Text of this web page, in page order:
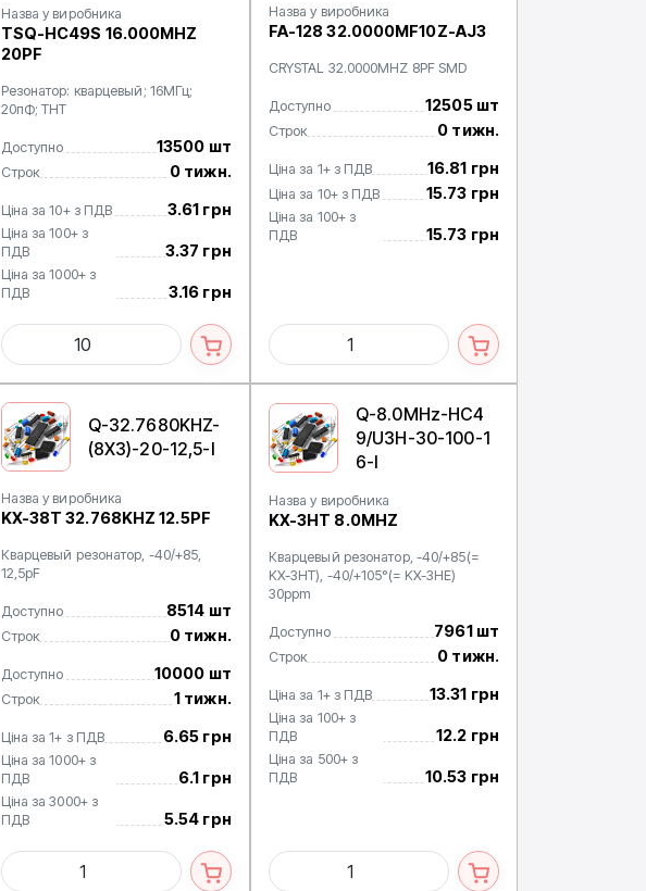
Назва у виробника
TSQ-HC49S 16.000MHZ
20PF
Резонатор: кварцевый; 16МГц;
20пФ; THT
Доступно 13500 шт
Строк 0 тижн.
Ціна за 10+ з ПДВ 3.61 грн
Ціна за 100+ з
ПДВ
3.37 грн
Ціна за 1000+ з
ПДВ
3.16 грн
Назва у виробника
FA-128 32.0000MF10Z-AJ3
CRYSTAL 32.0000MHZ 8PF SMD
Доступно 12505 шт
Строк 0 тижн.
Ціна за 1+ з ПДВ 16.81 грн
Ціна за 10+ з ПДВ 15.73 грн
Ціна за 100+ з
ПДВ
15.73 грн
Q-32.7680KHZ-
(8X3)-20-12,5-I
Назва у виробника
KX-38T 32.768KHZ 12.5PF
Кварцевый резонатор, -40/+85,
12,5pF
Доступно 8514 шт
Строк 0 тижн.
Доступно 10000 шт
Строк 1 тижн.
Ціна за 1+ з ПДВ 6.65 грн
Ціна за 1000+ з
ПДВ
6.1 грн
Ціна за 3000+ з
ПДВ
5.54 грн
Q-8.0MHz-HC4
9/U3H-30-100-1
6-I
Назва у виробника
KX-3HT 8.0MHZ
Кварцевый резонатор, -40/+85(=
KX-3HT), -40/+105°(= KX-3HЕ)
30ppm
Доступно 7961 шт
Строк 0 тижн.
Ціна за 1+ з ПДВ 13.31 грн
Ціна за 100+ з
ПДВ
12.2 грн
Ціна за 500+ з
ПДВ
10.53 грн